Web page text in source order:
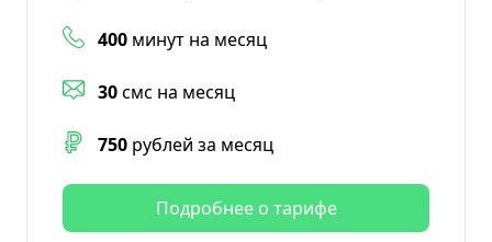
400 минут на месяц
30смс на месяц
750 рублей за месяц
Подробнее о тарифе